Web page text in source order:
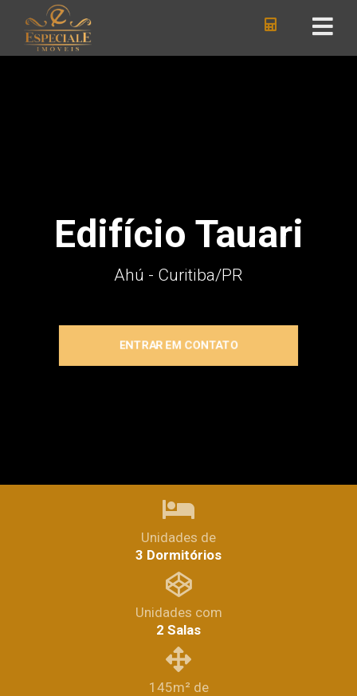
Edifício Tauari
Ahú - Curitiba/PR
ENTRAR EM CONTATO
Unidades de
3 Dormitórios
Unidades com
2 Salas
145m² de